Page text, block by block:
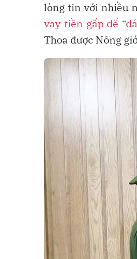
lòng tin với nhiều
vay tiền gấp để
Thoa được Nông